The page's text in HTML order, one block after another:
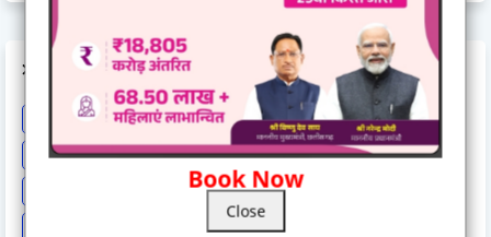
Book Now
Close
LABELS
Astrology BCCI Big breaking Bilaspur
Bilaspur New
Bilaspur News
Bilaspur News.
Bilaspur-hindi-news
Breaking News Cg Breaking
CG politics